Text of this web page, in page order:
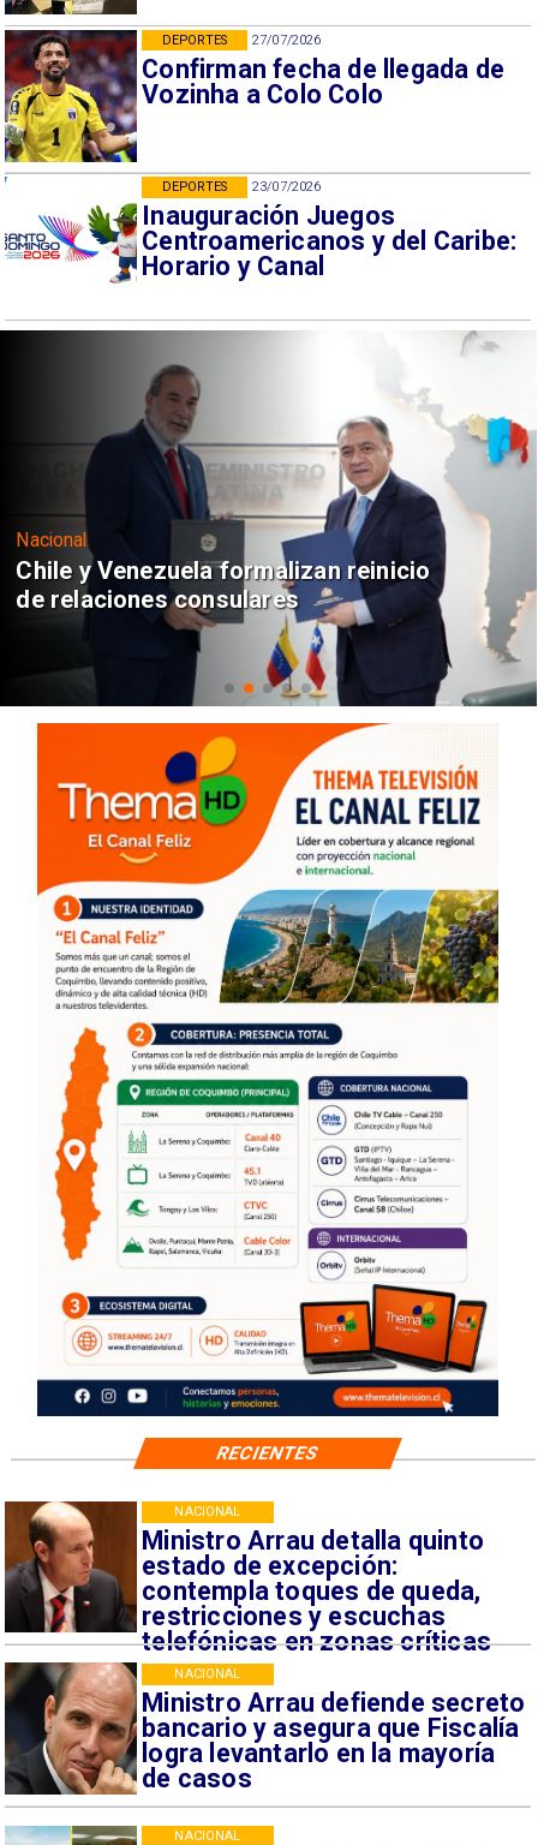
27/07/2026
Confirman fecha de llegada de
Vozinha a Colo Colo
DEPORTES
23/07/2026
Inauguración Juegos
Centroamericanos y del Caribe:
Horario y Canal
DEPORTES
Nacional
Chile y Venezuela formalizan reinicio
de relaciones consulares
Ministro Arrau detalla quinto
estado de excepción:
contempla toques de queda,
restricciones y escuchas
telefónicas en zonas críticas
NACIONAL
Ministro Arrau defiende secreto
bancario y asegura que Fiscalía
logra levantarlo en la mayoría
de casos
NACIONAL
NACIONAL
RECIENTES